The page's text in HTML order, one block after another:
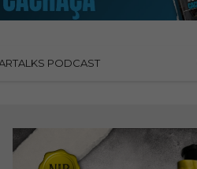
PODCAST